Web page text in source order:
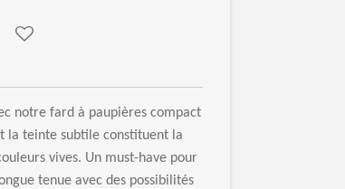
notre fard à paupières compact
la teinte subtile constituent la
vives. Un must-have pour
tenue avec des possibilités